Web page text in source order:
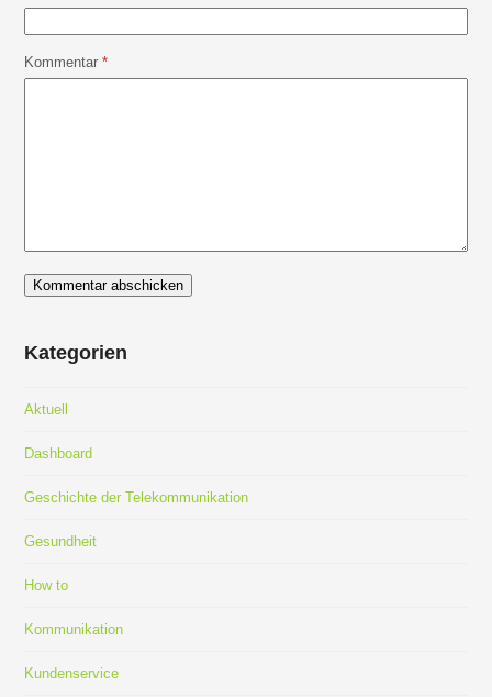
Kommentar*
Kategorien
Aktuell
Dashboard
Geschichte der Telekommunikation
Gesundheit
How to
Kommunikation
Kundenservice